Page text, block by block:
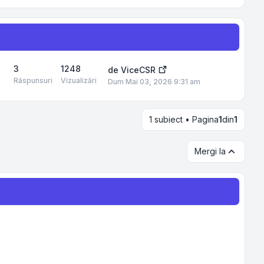
3
Răspunsuri
1248
Vizualizări
de ViceCSR
Dum Mai 03, 2026 9:31 am
1 subiect • Pagina1din1
Mergi la